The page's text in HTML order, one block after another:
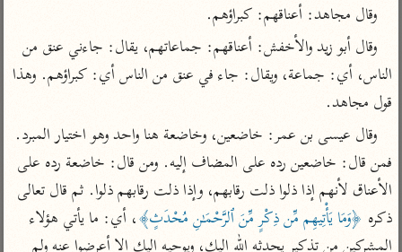
اشترك لتصلك أخبار مشاريعنا
راسلنا •تليجرام • تويتر
تعليمات•عن الباحث القرآني
وقال مجاهد: أعناقهم: كبراؤهم.
قول مجاهد.
ذكره ﴿وَمَا يَأْتِيهِم مِّن ذِكْرٍ مِّنَ ٱلرَّحْمَـٰنِ مُحْدَثٍ﴾